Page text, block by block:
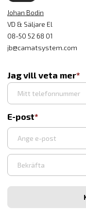
Johan Bodin
VD & Säljare El
08-50 52 68 01
jb@camatsystem.com
Jag vill veta mer
E-post
Ange
e-
Bekräfta